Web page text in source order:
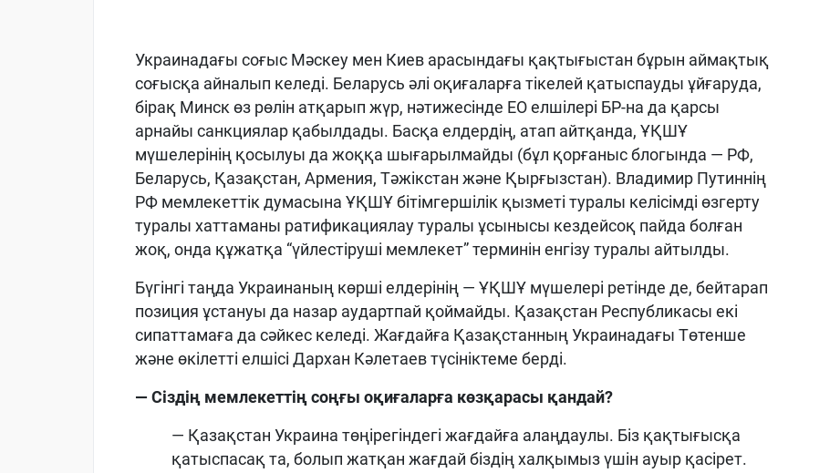
Украинадағы соғыс Мәскеу мен Киев арасындағы қақтығыстан бұрын аймақтық
соғысқа айналып келеді. Беларусь әлі оқиғаларға тікелей қатыспауды ұйғаруда,
бірақ Минск өз рөлін атқарып жүр, нәтижесінде ЕО елшілері БР-на да қарсы
арнайы санкциялар қабылдады. Басқа елдердің, атап айтқанда, ҰҚШҰ
мүшелерінің қосылуы да жоққа шығарылмайды (бұл қорғаныс блогында — РФ,
Беларусь, Қазақстан, Армения, Тәжікстан және Қырғызстан). Владимир Путиннің
РФ мемлекеттік думасына ҰҚШҰ бітімгершілік қызметі туралы келісімді өзгерту
туралы хаттаманы ратификациялау туралы ұсынысы кездейсоқ пайда болған
жоқ, онда құжатқа “үйлестіруші мемлекет” терминін енгізу туралы айтылды.
Бүгінгі таңда Украинаның көрші елдерінің — ҰҚШҰ мүшелері ретінде де, бейтарап
позиция ұстануы да назар аудартпай қоймайды. Қазақстан Республикасы екі
сипаттамаға да сәйкес келеді. Жағдайға Қазақстанның Украинадағы Төтенше
және өкілетті елшісі Дархан Кәлетаев түсініктеме берді.
— Сіздің мемлекеттің соңғы оқиғаларға көзқарасы қандай?
— Қазақстан Украина төңірегіндегі жағдайға алаңдаулы. Біз қақтығысқа
қатыспасақ та, болып жатқан жағдай біздің халқымыз үшін ауыр қасірет.